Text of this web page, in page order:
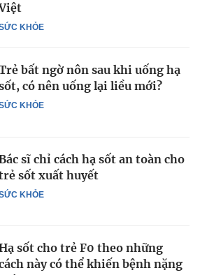
KHỎE
KHỎE
bất ngờ nôn sau khi uống hạ
có nên uống lại liều mới?
KHỎE
sĩ chỉ cách hạ sốt an toàn cho
sốt xuất huyết
sốt cho trẻ F0 theo những
này có thể khiến bệnh nặng